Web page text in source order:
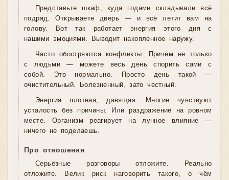
Представьте шкаф, куда годами складывали всё
подряд. Открываете дверь — и всё летит вам на
голову. Вот так работает энергия этого дня с
нашими эмоциями. Выводит накопленное наружу.
Часто обостряются конфликты. Причём не только
с людьми — можете весь день спорить сами с
собой. Это нормально. Просто день такой —
очистительный. Болезненный, зато честный.
Энергия плотная, давящая. Многие чувствуют
усталость без причины. Или раздражение на ровном
месте. Организм реагирует на лунное влияние —
ничего не поделаешь.
Про отношения
Серьёзные разговоры отложите. Реально
отложите. Велик риск наговорить такого, о чём